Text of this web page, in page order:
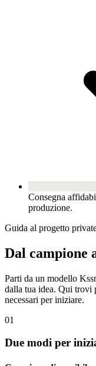
Consegna
produzione.
Guida al progetto
Dal campione
Parti da un modello
dalla tua idea. Qui trovi
necessari per iniziare.
01
Due modi per